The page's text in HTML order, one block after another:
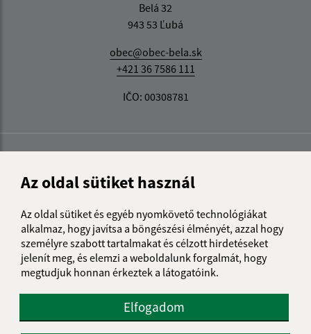
Az oldal sütiket használ
Az oldal sütiket és egyéb nyomkövető technológiákat
alkalmaz, hogy javítsa a böngészési élményét, azzal hogy
személyre szabott tartalmakat és célzott hirdetéseket
jelenít meg, és elemzi a weboldalunk forgalmát, hogy
megtudjuk honnan érkeztek a látogatóink.
Elfogadom
Belá 32
943 53 Ľubá
obec@obec-bela.sk
+421 36 7586 111
IČO: 00308781